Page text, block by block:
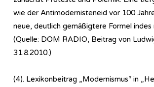
wie der Antimodernisteneid vor 100
neue, deutlich gemäßigtere Formel indes
(Quelle: DOM RADIO, Beitrag von
31.8.2010.)
(4). Lexikonbeitrag „Modernismus“ in